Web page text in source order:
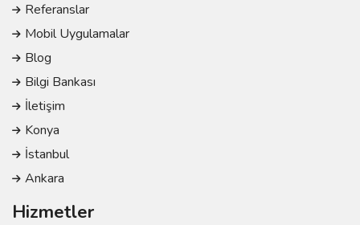
Referanslar
Mobil Uygulamalar
Blog
Bilgi Bankası
İletişim
Konya
İstanbul
Ankara
Hizmetler